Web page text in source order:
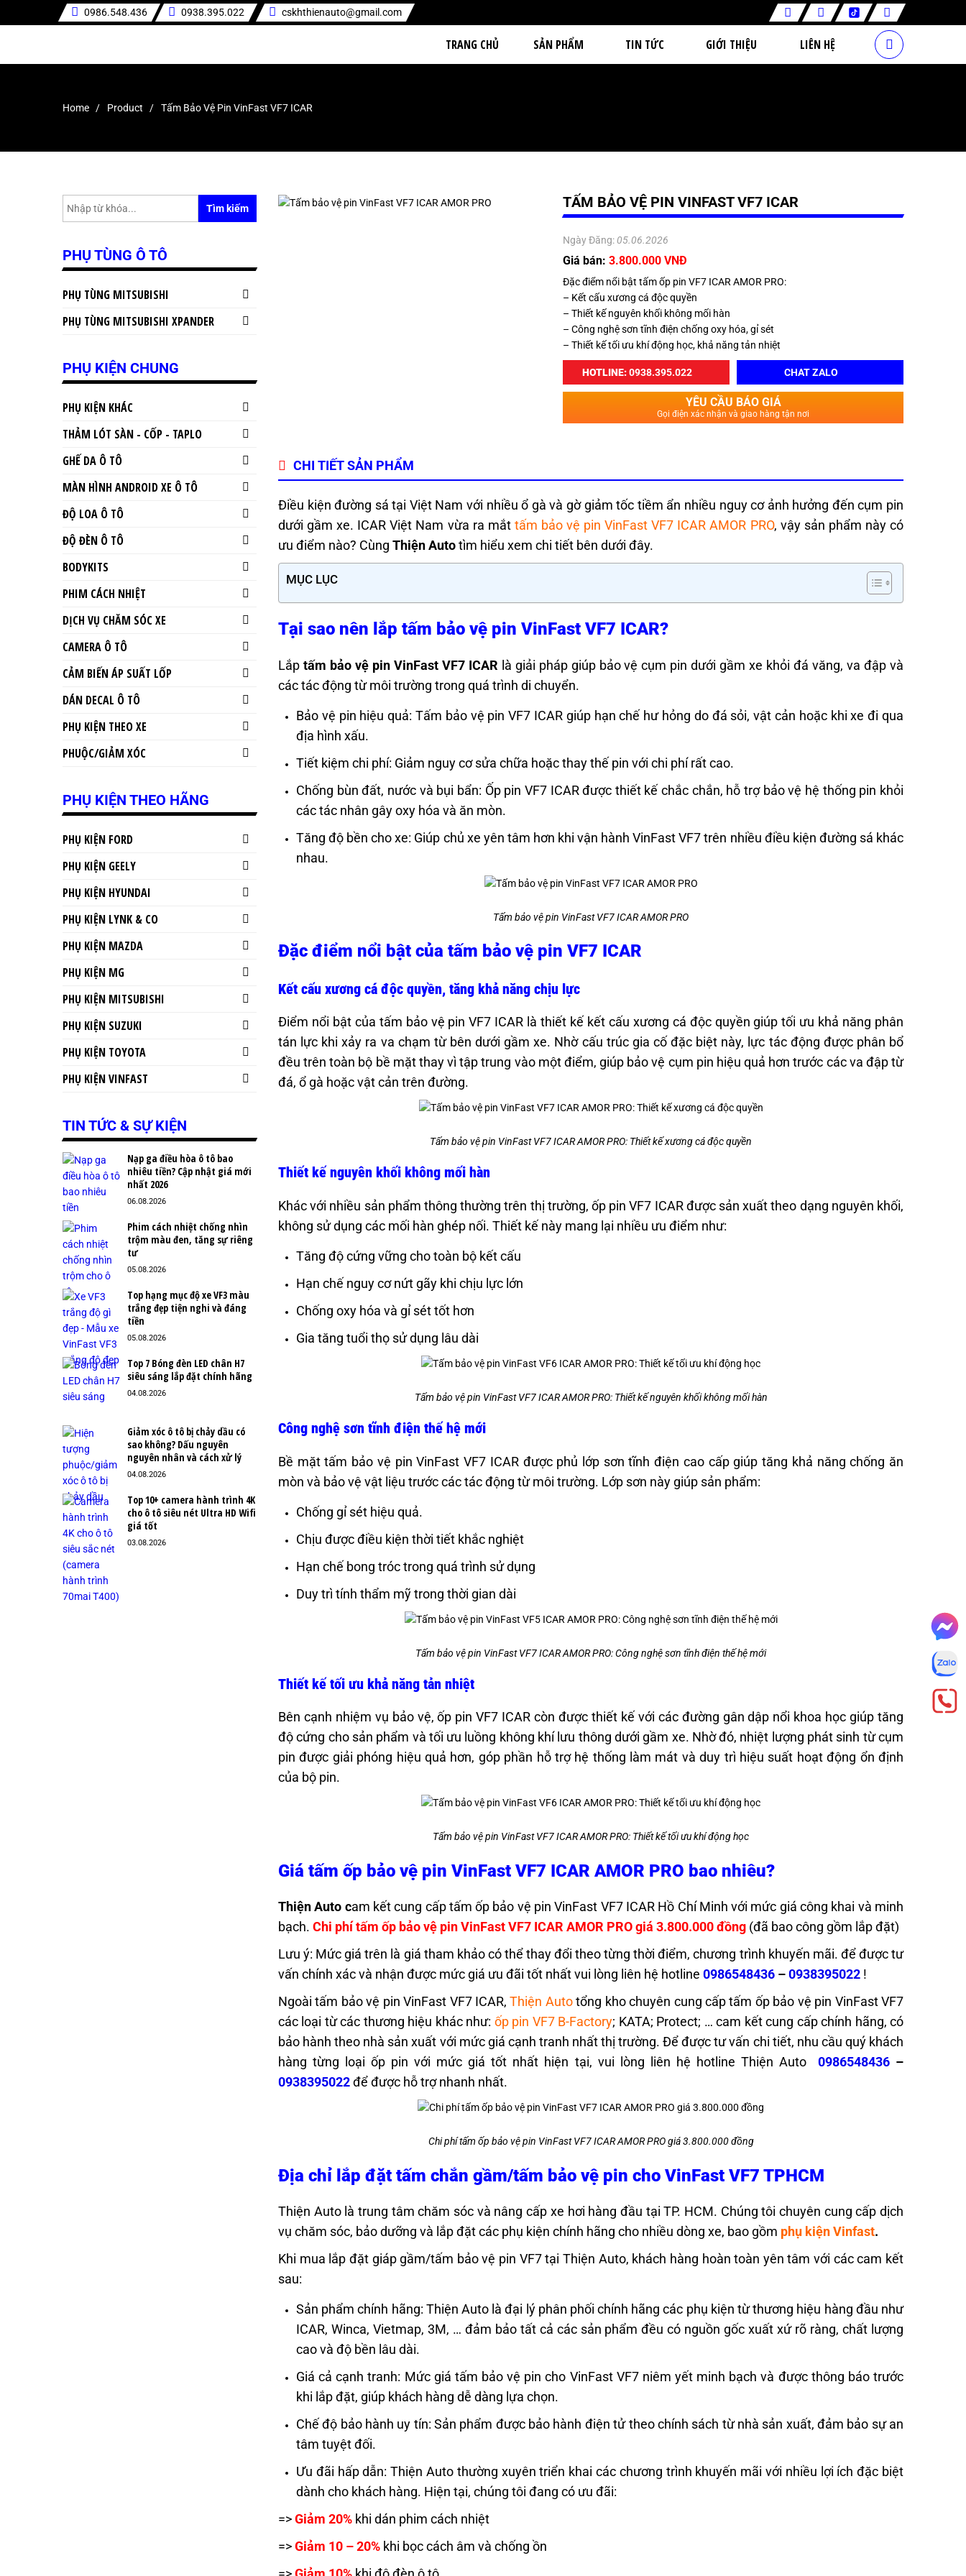
0986.548.436 0938.395.022 cskhthienauto@gmail.com
TRANG CHỦ SẢN PHẨM TIN TỨC GIỚI THIỆU LIÊN HỆ
Home Product Tấm Bảo Vệ Pin VinFast VF7 ICAR
TẤM BẢO VỆ PIN VINFAST VF7 ICAR
Ngày Đăng:05.06.2026
Giá bán:3.800.000 VNĐ
Đặc điểm nổi bật tấm ốp pin VF7 ICAR AMOR PRO:
– Kết cấu xương cá độc quyền
– Thiết kế nguyên khối không mối hàn
– Công nghệ sơn tĩnh điện chống oxy hóa, gỉ sét
– Thiết kế tối ưu khí động học, khả năng tản nhiệt
HOTLINE:0938.395.022 CHAT ZALO
YÊU CẦU BÁO GIÁ
Gọi điện xác nhận và giao hàng tận nơi
CHI TIẾT SẢN PHẨM
Điều kiện đường sá tại Việt Nam với nhiều ổ gà và gờ giảm tốc tiềm ẩn nhiều nguy cơ ảnh hưởng đến cụm pin
dưới gầm xe. ICAR Việt Nam vừa ra mắt tấm bảo vệ pin VinFast VF7 ICAR AMOR PRO, vậy sản phẩm này có
ưu điểm nào? Cùng Thiện Autotìm hiểu xem chi tiết bên dưới đây.
MỤC LỤC
Tại sao nên lắp tấm bảo vệ pin VinFast VF7 ICAR?
Lắp tấm bảo vệ pin VinFast VF7 ICAR là giải pháp giúp bảo vệ cụm pin dưới gầm xe khỏi đá văng, va đập và
các tác động từ môi trường trong quá trình di chuyển.
Bảo vệ pin hiệu quả: Tấm bảo vệ pin VF7 ICAR giúp hạn chế hư hỏng do đá sỏi, vật cản hoặc khi xe đi qua
địa hình xấu.
Tiết kiệm chi phí: Giảm nguy cơ sửa chữa hoặc thay thế pin với chi phí rất cao.
Chống bùn đất, nước và bụi bẩn: Ốp pin VF7 ICAR được thiết kế chắc chắn, hỗ trợ bảo vệ hệ thống pin khỏi
các tác nhân gây oxy hóa và ăn mòn.
Tăng độ bền cho xe: Giúp chủ xe yên tâm hơn khi vận hành VinFast VF7 trên nhiều điều kiện đường sá khác
nhau.
Tấm bảo vệ pin VinFast VF7 ICAR AMOR PRO
Đặc điểm nổi bật của tấm bảo vệ pin VF7 ICAR
Kết cấu xương cá độc quyền, tăng khả năng chịu lực
Điểm nổi bật của tấm bảo vệ pin VF7 ICAR là thiết kế kết cấu xương cá độc quyền giúp tối ưu khả năng phân
tán lực khi xảy ra va chạm từ bên dưới gầm xe. Nhờ cấu trúc gia cố đặc biệt này, lực tác động được phân bổ
đều trên toàn bộ bề mặt thay vì tập trung vào một điểm, giúp bảo vệ cụm pin hiệu quả hơn trước các va đập từ
đá, ổ gà hoặc vật cản trên đường.
Tấm bảo vệ pin VinFast VF7 ICAR AMOR PRO: Thiết kế xương cá độc quyền
Thiết kế nguyên khối không mối hàn
Khác với nhiều sản phẩm thông thường trên thị trường, ốp pin VF7 ICAR được sản xuất theo dạng nguyên khối,
không sử dụng các mối hàn ghép nối. Thiết kế này mang lại nhiều ưu điểm như:
Tăng độ cứng vững cho toàn bộ kết cấu
Hạn chế nguy cơ nứt gãy khi chịu lực lớn
Chống oxy hóa và gỉ sét tốt hơn
Gia tăng tuổi thọ sử dụng lâu dài
Tấm bảo vệ pin VinFast VF7 ICAR AMOR PRO: Thiết kế nguyên khối không mối hàn
Công nghệ sơn tĩnh điện thế hệ mới
Bề mặt tấm bảo vệ pin VinFast VF7 ICAR được phủ lớp sơn tĩnh điện cao cấp giúp tăng khả năng chống ăn
mòn và bảo vệ vật liệu trước các tác động từ môi trường. Lớp sơn này giúp sản phẩm:
Chống gỉ sét hiệu quả.
Chịu được điều kiện thời tiết khắc nghiệt
Hạn chế bong tróc trong quá trình sử dụng
Duy trì tính thẩm mỹ trong thời gian dài
Tấm bảo vệ pin VinFast VF7 ICAR AMOR PRO: Công nghệ sơn tĩnh điện thế hệ mới
Thiết kế tối ưu khả năng tản nhiệt
Bên cạnh nhiệm vụ bảo vệ, ốp pin VF7 ICAR còn được thiết kế với các đường gân dập nổi khoa học giúp tăng
độ cứng cho sản phẩm và tối ưu luồng không khí lưu thông dưới gầm xe. Nhờ đó, nhiệt lượng phát sinh từ cụm
pin được giải phóng hiệu quả hơn, góp phần hỗ trợ hệ thống làm mát và duy trì hiệu suất hoạt động ổn định
của bộ pin.
Tấm bảo vệ pin VinFast VF7 ICAR AMOR PRO: Thiết kế tối ưu khí động học
Giá tấm ốp bảo vệ pin VinFast VF7 ICAR AMOR PRO bao nhiêu?
Thiện Auto cam kết cung cấp tấm ốp bảo vệ pin VinFast VF7 ICAR Hồ Chí Minh với mức giá công khai và minh
bạch. Chi phí tấm ốp bảo vệ pin VinFast VF7 ICAR AMOR PRO giá 3.800.000 đồng (đã bao công gồm lắp đặt)
Lưu ý: Mức giá trên là giá tham khảo có thể thay đổi theo từng thời điểm, chương trình khuyến mãi. để được tư
vấn chính xác và nhận được mức giá ưu đãi tốt nhất vui lòng liên hệ hotline 0986548436 –0938395022 !
Ngoài tấm bảo vệ pin VinFast VF7 ICAR,Thiện Autotổng kho chuyên cung cấp tấm ốp bảo vệ pin VinFast VF7
các loại từ các thương hiệu khác như: ốp pin VF7 B-Factory; KATA; Protect; … cam kết cung cấp chính hãng, có
bảo hành theo nhà sản xuất với mức giá cạnh tranh nhất thị trường. Để được tư vấn chi tiết, nhu cầu quý khách
hàng từng loại ốp pin với mức giá tốt nhất hiện tại, vui lòng liên hệ hotline Thiện Auto 0986548436–
0938395022để được hỗ trợ nhanh nhất.
Chi phí tấm ốp bảo vệ pin VinFast VF7 ICAR AMOR PRO giá 3.800.000 đồng
Địa chỉ lắp đặt tấm chắn gầm/tấm bảo vệ pin cho VinFast VF7 TPHCM
Thiện Autolà trung tâm chăm sóc và nâng cấp xe hơi hàng đầu tại TP. HCM. Chúng tôi chuyên cung cấp dịch
vụ chăm sóc, bảo dưỡng và lắp đặt các phụ kiện chính hãng cho nhiều dòng xe, bao gồm phụ kiện Vinfast.
Khi mua lắp đặt giáp gầm/tấm bảo vệ pin VF7 tại Thiện Auto, khách hàng hoàn toàn yên tâm với các cam kết
sau:
Sản phẩm chính hãng: Thiện Auto là đại lý phân phối chính hãng các phụ kiện từ thương hiệu hàng đầu như
ICAR, Winca, Vietmap, 3M, … đảm bảo tất cả các sản phẩm đều có nguồn gốc xuất xứ rõ ràng, chất lượng
cao và độ bền lâu dài.
Giá cả cạnh tranh: Mức giá tấm bảo vệ pin cho VinFast VF7 niêm yết minh bạch và được thông báo trước
khi lắp đặt, giúp khách hàng dễ dàng lựa chọn.
Chế độ bảo hành uy tín: Sản phẩm được bảo hành điện tử theo chính sách từ nhà sản xuất, đảm bảo sự an
tâm tuyệt đối.
Ưu đãi hấp dẫn: Thiện Auto thường xuyên triển khai các chương trình khuyến mãi với nhiều lợi ích đặc biệt
dành cho khách hàng. Hiện tại, chúng tôi đang có ưu đãi:
=>Giảm 20% khi dán phim cách nhiệt
=>Giảm 10 – 20% khi bọc cách âm và chống ồn
Tìm kiếm
PHỤ TÙNG Ô TÔ
PHỤ TÙNG MITSUBISHI
PHỤ TÙNG MITSUBISHI XPANDER
PHỤ KIỆN CHUNG
PHỤ KIỆN KHÁC
THẢM LÓT SÀN - CỐP - TAPLO
GHẾ DA Ô TÔ
MÀN HÌNH ANDROID XE Ô TÔ
ĐỘ LOA Ô TÔ
ĐỘ ĐÈN Ô TÔ
BODYKITS
PHIM CÁCH NHIỆT
DỊCH VỤ CHĂM SÓC XE
CAMERA Ô TÔ
CẢM BIẾN ÁP SUẤT LỐP
DÁN DECAL Ô TÔ
PHỤ KIỆN THEO XE
PHUỘC/GIẢM XÓC
PHỤ KIỆN THEO HÃNG
PHỤ KIỆN FORD
PHỤ KIỆN GEELY
PHỤ KIỆN HYUNDAI
PHỤ KIỆN LYNK & CO
PHỤ KIỆN MAZDA
PHỤ KIỆN MG
PHỤ KIỆN MITSUBISHI
PHỤ KIỆN SUZUKI
PHỤ KIỆN TOYOTA
PHỤ KIỆN VINFAST
TIN TỨC & SỰ KIỆN
Nạp ga điều hòa ô tô bao
nhiêu tiền? Cập nhật giá mới
nhất 2026
06.08.2026
Phim cách nhiệt chống nhìn
trộm màu đen, tăng sự riêng
tư
05.08.2026
Top hạng mục độ xe VF3 màu
trắng đẹp tiện nghi và đáng
tiền
05.08.2026
Top 7 Bóng đèn LED chân H7
siêu sáng lắp đặt chính hãng
04.08.2026
Giảm xóc ô tô bị chảy dầu có
sao không? Dấu nguyên
nguyên nhân và cách xử lý
04.08.2026
Top 10+ camera hành trình 4K
cho ô tô siêu nét Ultra HD Wifi
giá tốt
03.08.2026